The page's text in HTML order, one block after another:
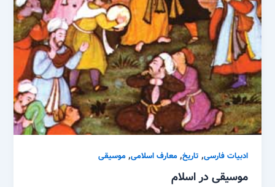
ادبیات فارسی, تاریخ,معارف اسلامی,موسیقی
موسیقی در اسلام